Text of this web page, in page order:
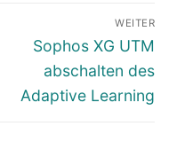
WEITER
Nächster
Beitrag:
Sophos XG UTM
abschalten des
Adaptive Learning